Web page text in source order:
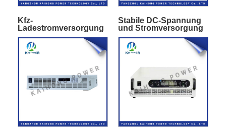
Kfz-
Ladestromversorgung
Stabile DC-Spannung
und Stromversorgung